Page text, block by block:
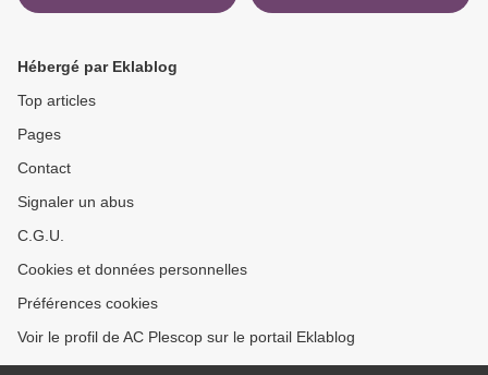
2014 >
Hébergé par Eklablog
Top articles
Pages
Contact
Signaler un abus
C.G.U.
Cookies et données personnelles
Préférences cookies
Voir le profil de AC Plescop sur le portail Eklablog